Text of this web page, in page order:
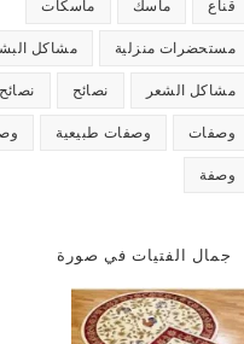
قناع ماسك ماسكات
مستحضرات منزلية مشاكل
مشاكل الشعر نصائح
وصفات وصفات طبيعية
وصفة
جمال الفتيات في صورة